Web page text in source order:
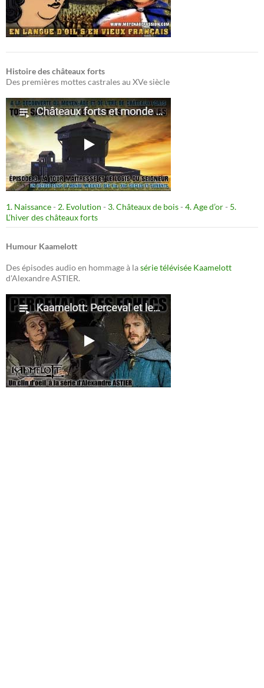
Histoire des châteaux forts
Des premières mottes castrales au XVe siècle
1. Naissance- 2. Evolution - 3. Châteaux de bois- 4. Age d’or- 5.
L’hiver des châteaux forts
Humour Kaamelott
Des épisodes audio en hommage à lasérie télévisée Kaamelott
d'Alexandre ASTIER.